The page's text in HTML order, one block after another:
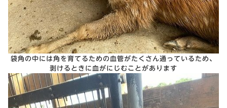
袋角の中には角を育てるための血管がたくさん通っているため、
剥けるときに血がにじむことがあります